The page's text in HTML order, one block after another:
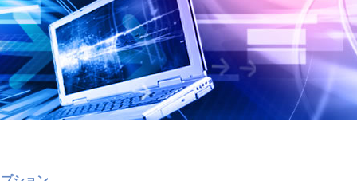
各種お問い合わせはこちら